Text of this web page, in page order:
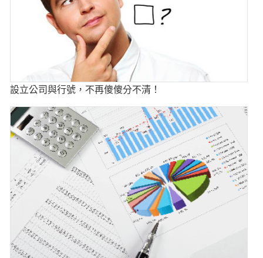
設立公司與行號，不再傻傻分不清！